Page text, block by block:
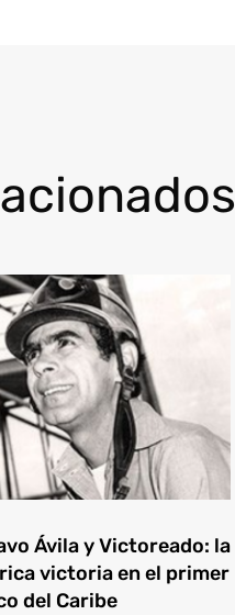
Ávila y Victoreado: la
victoria en el primer
del Caribe